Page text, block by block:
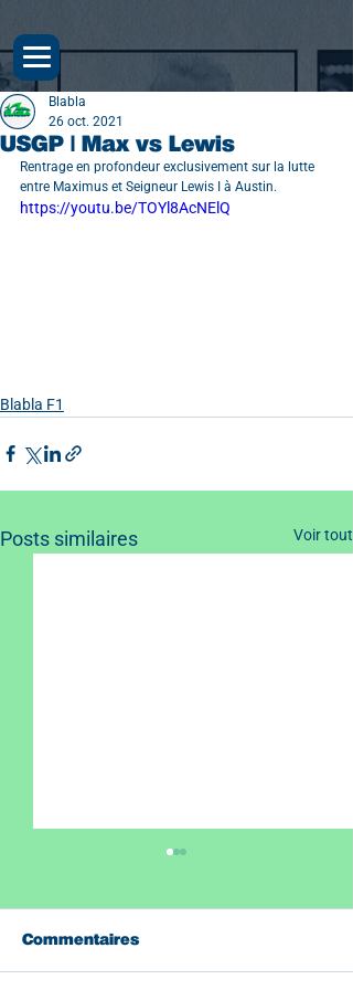
USGP | Max vs Lewis
Blabla
26 oct. 2021
Rentrage en profondeur exclusivement sur la lutte
entre Maximus et Seigneur Lewis I à Austin.
https://youtu.be/TOYl8AcNElQ
Blabla F1
Posts similaires Voir tout
Commentaires